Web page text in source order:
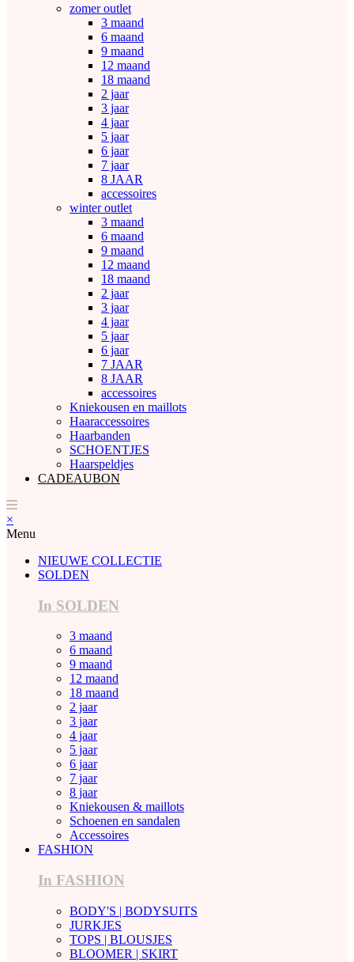
zomer outlet
3 maand
6 maand
9 maand
12 maand
18 maand
2 jaar
3 jaar
4 jaar
5 jaar
6 jaar
7 jaar
8 JAAR
accessoires
winter outlet
3 maand
6 maand
9 maand
12 maand
18 maand
2 jaar
3 jaar
4 jaar
5 jaar
6 jaar
7 JAAR
8 JAAR
accessoires
Kniekousen en maillots
Haaraccessoires
Haarbanden
SCHOENTJES
Haarspeldjes
CADEAUBON
×
Menu
NIEUWE COLLECTIE
SOLDEN
In SOLDEN
3 maand
6 maand
9 maand
12 maand
18 maand
2 jaar
3 jaar
4 jaar
5 jaar
6 jaar
7 jaar
8 jaar
Kniekousen & maillots
Schoenen en sandalen
Accessoires
FASHION
In FASHION
BODY'S | BODYSUITS
JURKJES
TOPS | BLOUSJES
BLOOMER | SKIRT